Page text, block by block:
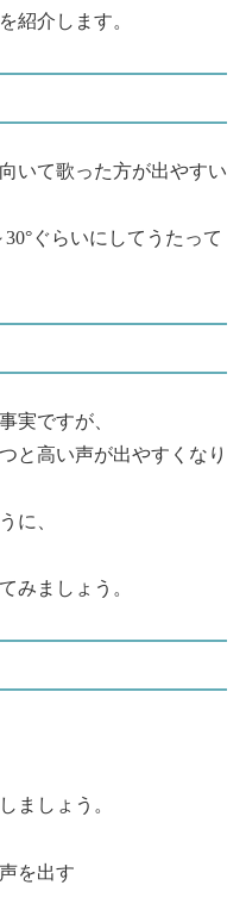
紹介します。
いて歌った方が出やすい
ぐらいにしてうたって
実ですが、
と高い声が出やすくなり
に、
みましょう。
ましょう。
を出す